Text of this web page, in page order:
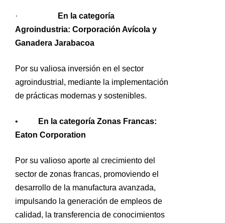
·
En la categoría
Agroindustria: Corporación Avícola y
Ganadera Jarabacoa
Por su valiosa inversión en el sector
agroindustrial, mediante la implementación
de prácticas modernas y sostenibles.
•
En la categoría Zonas Francas:
Eaton Corporation
Por su valioso aporte al crecimiento del
sector de zonas francas, promoviendo el
desarrollo de la manufactura avanzada,
impulsando la generación de empleos de
calidad, la transferencia de conocimientos